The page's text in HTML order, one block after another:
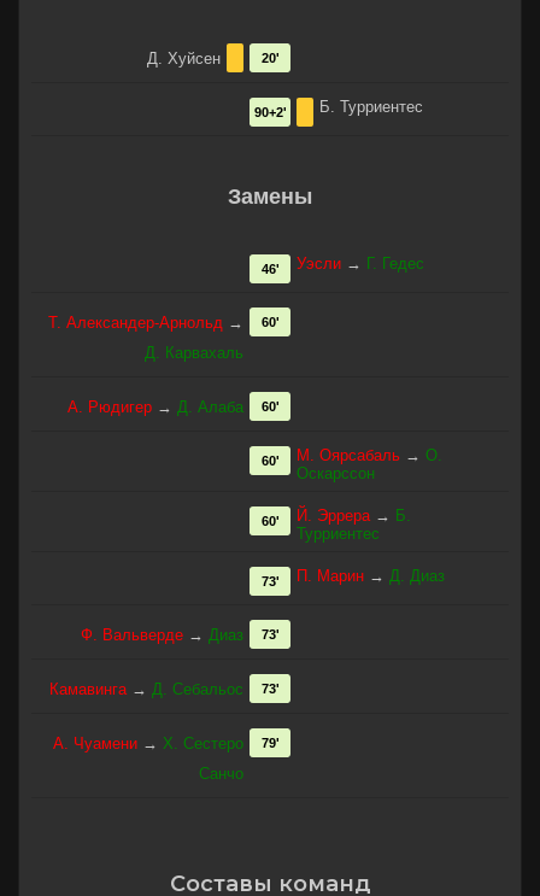
Д. Хуйсен 20'
Б. Турриентес
90+2'
Замены
Уэсли → Г. Гедес
46'
Т. Александер-Арнольд →
Д. Карвахаль
60'
А. Рюдигер → Д. Алаба 60'
М. Оярсабаль → О.
Оскарссон
60'
Й. Эррера→ Б.
Турриентес
60'
П. Марин → Д. Диаз
73'
Ф. Вальверде → Диаз 73'
Камавинга→ Д. Себальос 73'
А. Чуамени → Х. Сестеро
Санчо
79'
Составы команд